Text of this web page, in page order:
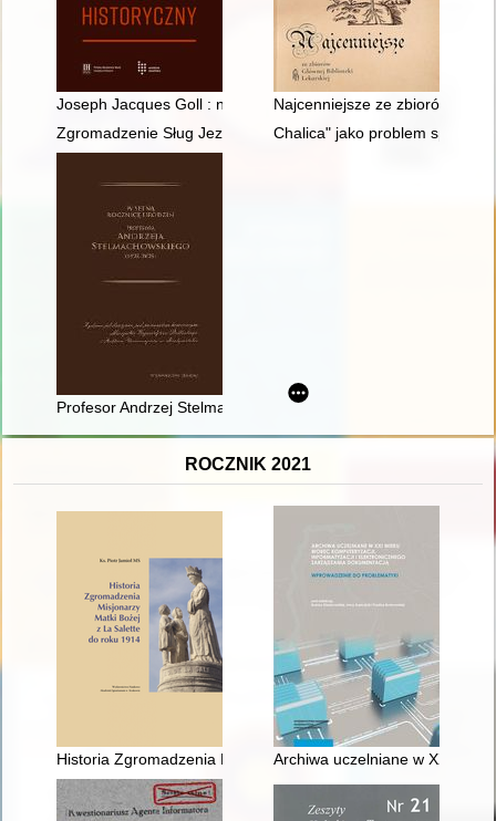
Joseph Jacques Goll : nieznany dowódca inżynierów
Najcenniejsze ze zbiorów
Zgromadzenie Sług Jezusa w latach 1945-1989
Chalica" jako problem
Profesor Andrzej Stelmachowski w służbie Polonii i Polaków z
ROCZNIK 2021
Historia Zgromadzenia Misjonarzy Matki Bożej z La Salette do
Archiwa uczelniane w XXI